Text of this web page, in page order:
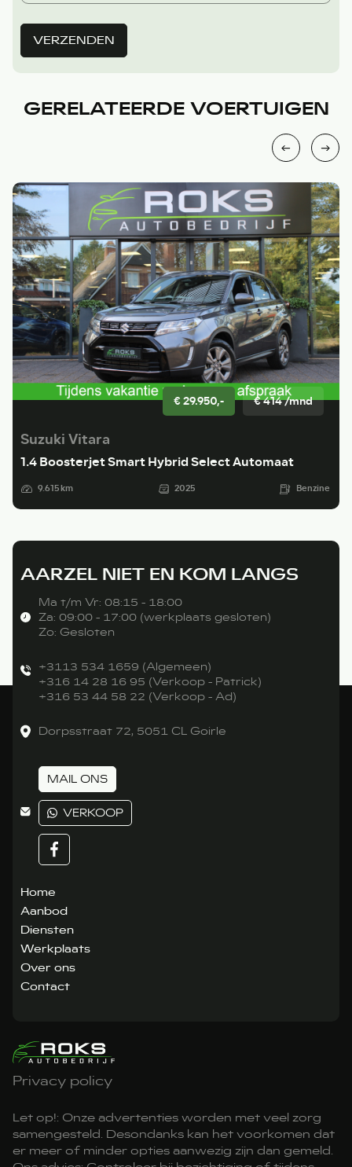
VERZENDEN
GERELATEERDE VOERTUIGEN
€ 29.950,- € 414 /mnd
Suzuki Vitara
1.4 Boosterjet Smart Hybrid Select Automaat
9.615 km 2025 Benzine
AARZEL NIET EN KOM LANGS
Ma t/m Vr: 08:15 - 18:00
Za: 09:00 - 17:00 (werkplaats gesloten)
Zo: Gesloten
+3113 534 1659 (Algemeen)
+316 14 28 16 95 (Verkoop - Patrick)
+316 53 44 58 22 (Verkoop - Ad)
Dorpsstraat 72, 5051 CL Goirle
MAIL ONS
VERKOOP
Home
Aanbod
Diensten
Werkplaats
Over ons
Contact
Privacy policy
Let op!: Onze advertenties worden met veel zorg
samengesteld. Desondanks kan het voorkomen dat
er meer of minder opties aanwezig zijn dan gemeld.